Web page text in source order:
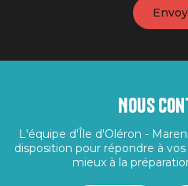
Nous
L'équipe d'Île d'Oléron -
disposition pour répondre à
mieux à la